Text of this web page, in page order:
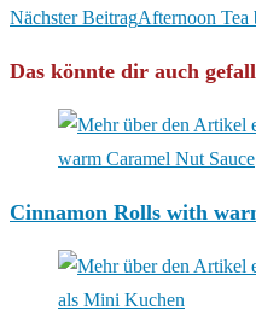
Artikel
Nächster BeitragAfternoon Tea
Das könnte dir auch
Cinnamon Rolls with